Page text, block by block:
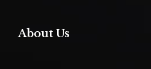
About Us